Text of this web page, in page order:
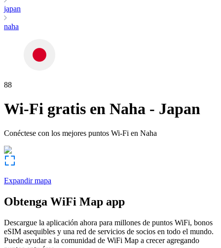
japan
naha
88
Wi-Fi gratis en Naha - Japan
Conéctese con los mejores puntos Wi-Fi en Naha
Expandir mapa
Obtenga WiFi Map app
Descargue la aplicación ahora para millones de puntos WiFi, bonos
eSIM asequibles y una red de servicios de socios en todo el mundo.
Puede ayudar a la comunidad de WiFi Map a crecer agregando